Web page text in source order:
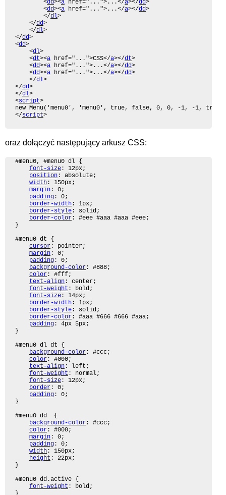
		<
dd><a href="...">...</a></dd>
		<
dd><a href="...">...</a></dd>
		</
dl>
	</
dd>
	</
dl>
</dd>
<dd>
	<
dl>
	<
dt><a href="...">CSS</a></dt>
	<
dd><a href="...">...</a></dd>
	<
dd><a href="...">...</a></dd>
	</
dl>
</dd>
</dl>
<script>
new Menu('menu0', 'menu0', true, false, 0, 0, -1, -1,
</script>
oraz dołączyć następujący arkusz CSS:
#menu0, #menu0 dl {
font-size : 12px;
position : absolute;
width : 150px;
margin : 0;
padding : 0;
border-width : 1px;
border-style : solid;
border-color : #eee #aaa #aaa #eee;
}
#menu0 dt {
cursor : pointer;
margin : 0;
padding : 0;
background-color : #888;
color : #fff;
text-align : center;
font-weight : bold;
font-size : 14px;
border-width : 1px;
border-style : solid;
border-color : #aaa #666 #666 #aaa;
padding : 4px 5px;
}
#menu0 dl dt {
background-color : #ccc;
color : #000;
text-align : left;
font-weight : normal;
font-size : 12px;
border : 0;
padding : 0;
}
#menu0 dd  {
background-color : #ccc;
color : #000;
margin : 0;
padding : 0;
width : 150px;
height : 22px;
}
#menu0 dd.active {
font-weight : bold;
}